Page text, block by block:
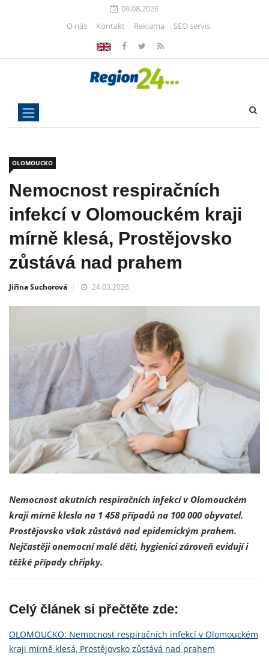
09.08.2026
O nás
Kontakt Reklama SEO servis
OLOMOUCKO
Nemocnost respiračních
infekcí v Olomouckém kraji
mírně klesá, Prostějovsko
zůstává nad prahem
Jiřina Suchorová 24.03.2026
Nemocnost akutních respiračních infekcí v Olomouckém
kraji mírně klesla na 1 458 případů na 100 000 obyvatel.
Prostějovsko však zůstává nad epidemickým prahem.
Nejčastěji onemocní malé děti, hygienici zároveň evidují i
těžké případy chřipky.
Celý článek si přečtěte zde:
OLOMOUCKO: Nemocnost respiračních infekcí v Olomouckém
kraji mírně klesá, Prostějovsko zůstává nad prahem